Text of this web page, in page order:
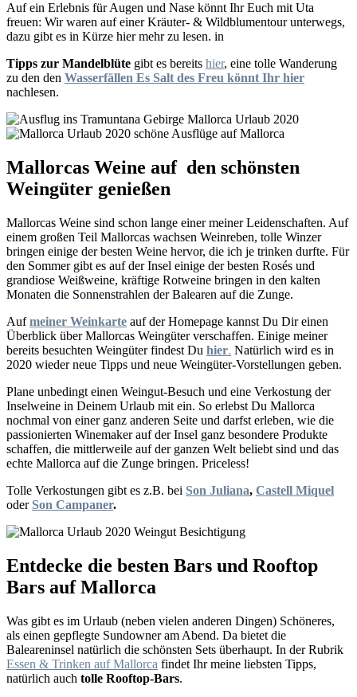
Auf ein Erlebnis für Augen und Nase könnt Ihr Euch mit Uta
freuen: Wir waren auf einer Kräuter- & Wildblumentour unterwegs,
dazu gibt es in Kürze hier mehr zu lesen. in
Tipps zur Mandelblüte gibt es bereits hier, eine tolle Wanderung
zu den den Wasserfällen Es Salt des Freu könnt Ihr hier
nachlesen.
Mallorcas Weine auf den schönsten
Weingüter genießen
Mallorcas Weine sind schon lange einer meiner Leidenschaften. Auf
einem großen Teil Mallorcas wachsen Weinreben, tolle Winzer
bringen einige der besten Weine hervor, die ich je trinken durfte. Für
den Sommer gibt es auf der Insel einige der besten Rosés und
grandiose Weißweine, kräftige Rotweine bringen in den kalten
Monaten die Sonnenstrahlen der Balearen auf die Zunge.
Aufmeiner Weinkarte auf der Homepage kannst Du Dir einen
Überblick über Mallorcas Weingüter verschaffen. Einige meiner
bereits besuchten Weingüter findest Du hier. Natürlich wird es in
2020 wieder neue Tipps und neue Weingüter-Vorstellungen geben.
Plane unbedingt einen Weingut-Besuch und eine Verkostung der
Inselweine in Deinem Urlaub mit ein. So erlebst Du Mallorca
nochmal von einer ganz anderen Seite und darfst erleben, wie die
passionierten Winemaker auf der Insel ganz besondere Produkte
schaffen, die mittlerweile auf der ganzen Welt beliebt sind und das
echte Mallorca auf die Zunge bringen. Priceless!
Tolle Verkostungen gibt es z.B. bei Son Juliana, Castell Miquel
oder Son Campaner.
Entdecke die besten Bars und Rooftop
Bars auf Mallorca
Was gibt es im Urlaub (neben vielen anderen Dingen) Schöneres,
als einen gepflegte Sundowner am Abend. Da bietet die
Baleareninsel natürlich die schönsten Sets überhaupt. In der Rubrik
Essen & Trinken auf Mallorca findet Ihr meine liebsten Tipps,
natürlich auch tolle Rooftop-Bars.